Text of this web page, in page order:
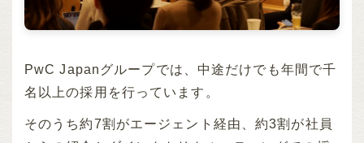
PwC Japanグループでは、中途だけでも年間で千
名以上の採用を行っています。
そのうち約7割がエージェント経由、約3割が社員